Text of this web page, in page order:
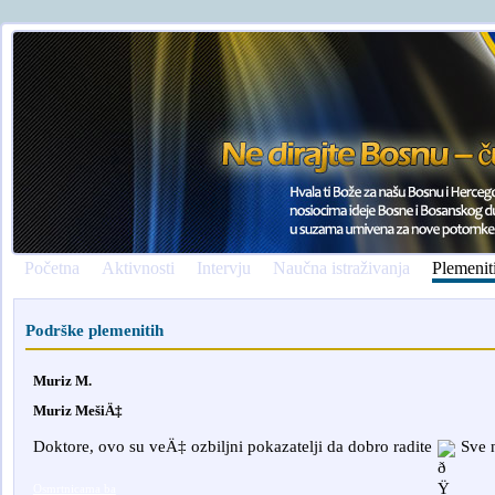
Početna Aktivnosti Intervju Naučna istraživanja
Podrške plemenitih
Muriz M.
Muriz MešiÄ‡
Doktore, ovo su veÄ‡ ozbiljni pokazatelji da dobro radite Sve